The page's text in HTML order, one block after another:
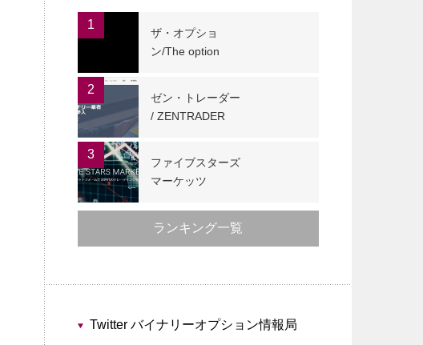
1
ザ・オプショ
ン/The option
2
ゼン・トレーダー
/ ZENTRADER
3
ファイブスターズ
マーケッツ
ランキング一覧
Twitter バイナリーオプション情報局